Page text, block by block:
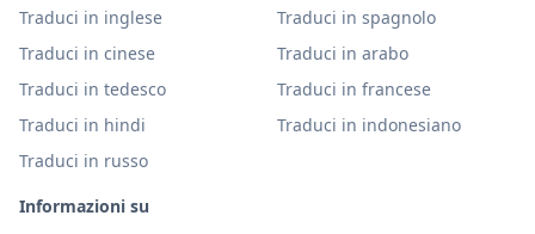
Traduci in inglese
Traduci in spagnolo
Traduci in cinese
Traduci in arabo
Traduci in tedesco
Traduci in francese
Traduci in hindi
Traduci in indonesiano
Traduci in russo
Informazioni su